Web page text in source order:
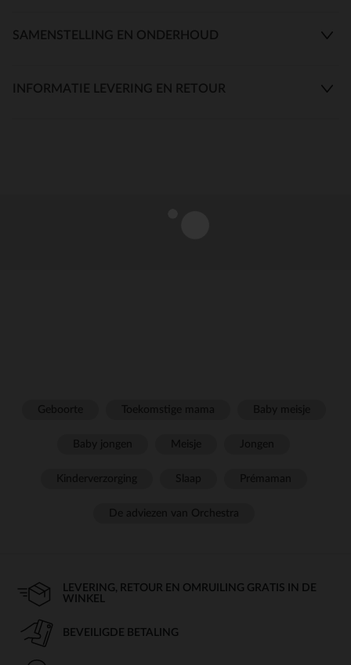
SAMENSTELLING EN ONDERHOUD
INFORMATIE LEVERING EN RETOUR
LEVERING, RETOUR EN OMRUILING GRATIS IN DE
WINKEL
BEVEILIGDE BETALING